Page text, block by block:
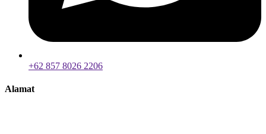
+62 857 8026 2206
Alamat